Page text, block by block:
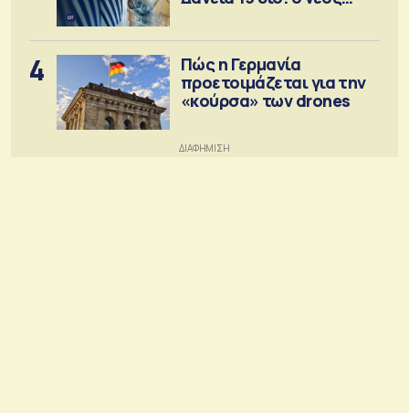
4
Πώς η Γερμανία
προετοιμάζεται για την
«κούρσα» των drones